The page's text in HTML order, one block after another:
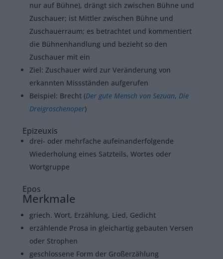
nur auf Bühne), drängt sich zwischen Bühne und
Zuschauer; ist Mittler zwischen Bühne und
Zuschauerraum; es betrachtet und kommentiert
die Bühnenhandlung und bezieht so den
Zuschauer mit ein
Ziel: Zuschauer wird zur Veränderung von
erkannten Missständen aufgerufen
Beispiel: Brecht (Der gute Mensch von Sezuan, Die
Dreigroschenoper)
Epizeuxis
drei- oder mehrfache aufeinanderfolgende
Wiederholung eines Satzteils, Wortes oder
Wortgruppe
Epos
Merkmale
griech. Wort, Erzählung, Lied, Gedicht
erzählende Prosa in gleichartig gebauten Versen
oder Strophen
geschlossene Form der Großerzählung